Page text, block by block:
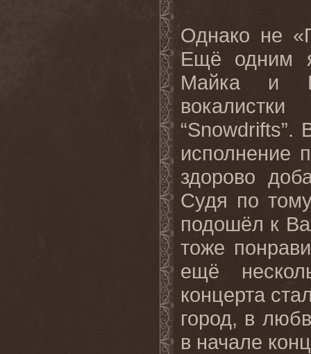
Однако не
Ещё одним
Майка и
“Snowdrifts”.
исполнение
здорово
Судя по
подошёл к
тоже
ещё
концерта
город, в
в начале